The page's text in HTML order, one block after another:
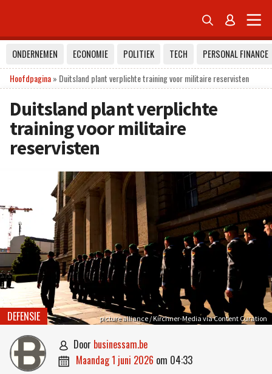
 
ONDERNEMEN ECONOMIE POLITIEK TECH
PERSONAL FINANCE
Hoofdpagina» Duitsland plant verplichte training voor militaire reservisten
Duitsland plant verplichte
training voor militaire
reservisten
picture alliance / Kirchner-Media via Content Curation
DEFENSIE
 door businessam.be
 maandag 1 juni 2026 om 04:33